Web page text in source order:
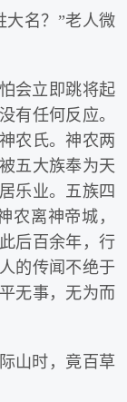
大名？”老人微
会立即跳将起
有任何反应。
农氏。神农两
五大族奉为天
乐业。五族四
农离神帝城，
后百余年，行
的传闻不绝于
无事，无为而
山时，竟百草